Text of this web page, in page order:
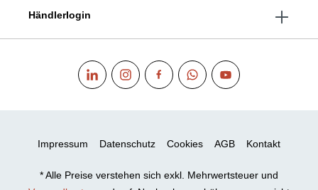
Händlerlogin
Impressum Datenschutz Cookies AGB Kontakt
* Alle Preise verstehen sich exkl. Mehrwertsteuer und